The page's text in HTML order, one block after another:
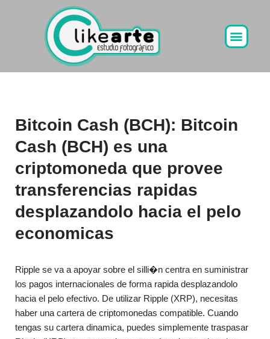
Bitcoin Cash (BCH): Bitcoin
Cash (BCH) es una
criptomoneda que provee
transferencias rapidas
desplazandolo hacia el pelo
economicas
Ripple se va a apoyar sobre el silli�n centra en suministrar
los pagos internacionales de forma rapida desplazandolo
hacia el pelo efectivo. De utilizar Ripple (XRP), necesitas
haber una cartera de criptomonedas compatible. Cuando
tengas su cartera dinamica, puedes simplemente traspasar